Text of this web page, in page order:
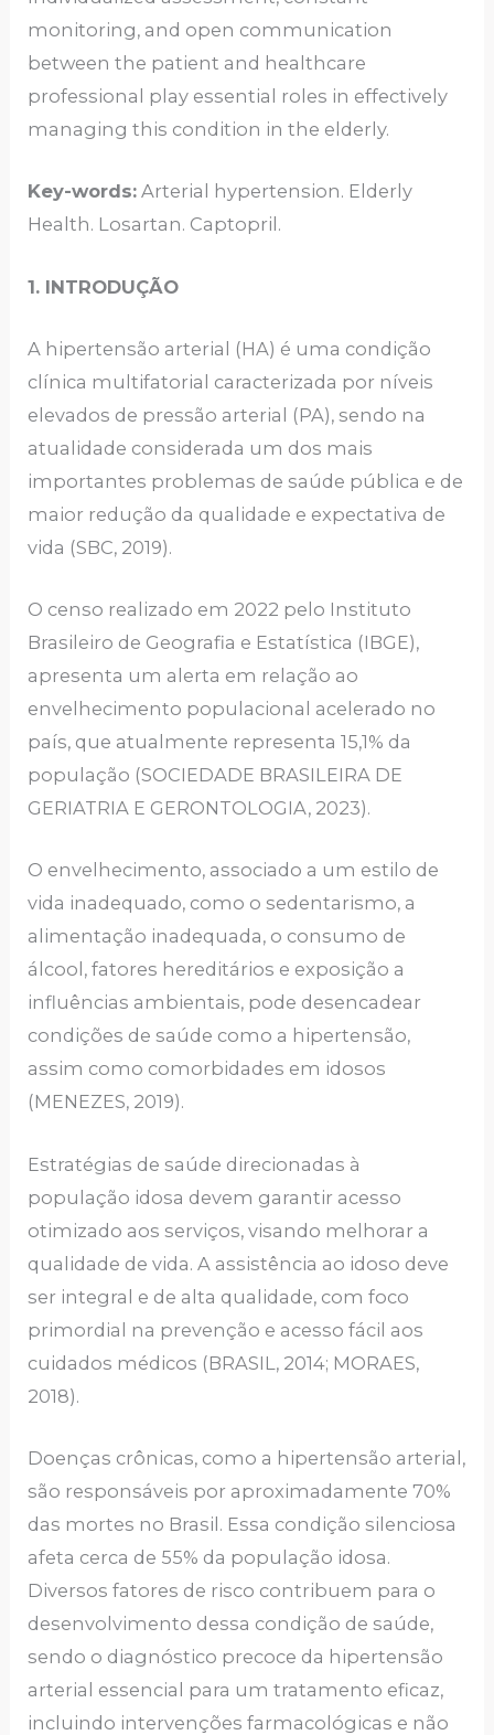
monitoring, and open communication
between the patient and healthcare
professional play essential roles in effectively
managing this condition in the elderly.
Key-words: Arterial hypertension. Elderly
Health. Losartan. Captopril.
1. INTRODUÇÃO
A hipertensão arterial (HA) é uma condição
clínica multifatorial caracterizada por níveis
elevados de pressão arterial (PA), sendo na
atualidade considerada um dos mais
importantes problemas de saúde pública e de
maior redução da qualidade e expectativa de
vida (SBC, 2019).
O censo realizado em 2022 pelo Instituto
Brasileiro de Geografia e Estatística (IBGE),
apresenta um alerta em relação ao
envelhecimento populacional acelerado no
país, que atualmente representa 15,1% da
população (SOCIEDADE BRASILEIRA DE
GERIATRIA E GERONTOLOGIA, 2023).
O envelhecimento, associado a um estilo de
vida inadequado, como o sedentarismo, a
alimentação inadequada, o consumo de
álcool, fatores hereditários e exposição a
influências ambientais, pode desencadear
condições de saúde como a hipertensão,
assim como comorbidades em idosos
(MENEZES, 2019).
Estratégias de saúde direcionadas à
população idosa devem garantir acesso
otimizado aos serviços, visando melhorar a
qualidade de vida. A assistência ao idoso deve
ser integral e de alta qualidade, com foco
primordial na prevenção e acesso fácil aos
cuidados médicos (BRASIL, 2014; MORAES,
2018).
Doenças crônicas, como a hipertensão arterial,
são responsáveis por aproximadamente 70%
das mortes no Brasil. Essa condição silenciosa
afeta cerca de 55% da população idosa.
Diversos fatores de risco contribuem para o
desenvolvimento dessa condição de saúde,
sendo o diagnóstico precoce da hipertensão
arterial essencial para um tratamento eficaz,
incluindo intervenções farmacológicas e não